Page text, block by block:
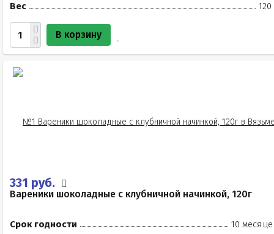
Вес
120
В корзину
331 руб.
Вареники шоколадные с клубничной начинкой, 120г
Срок годности
10